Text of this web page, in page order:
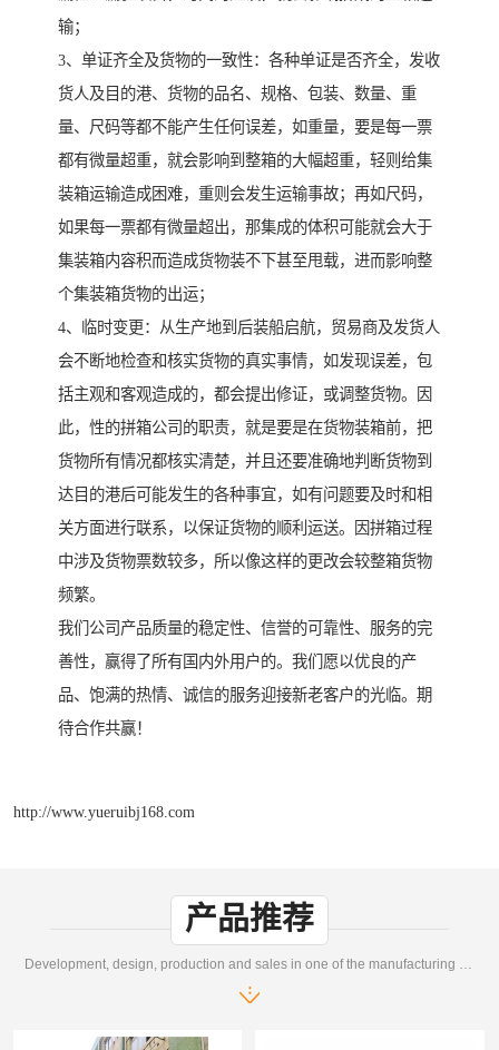
输；
3、单证齐全及货物的一致性：各种单证是否齐全，发收
货人及目的港、货物的品名、规格、包装、数量、重
量、尺码等都不能产生任何误差，如重量，要是每一票
都有微量超重，就会影响到整箱的大幅超重，轻则给集
装箱运输造成困难，重则会发生运输事故；再如尺码，
如果每一票都有微量超出，那集成的体积可能就会大于
集装箱内容积而造成货物装不下甚至甩载，进而影响整
个集装箱货物的出运；
4、临时变更：从生产地到后装船启航，贸易商及发货人
会不断地检查和核实货物的真实事情，如发现误差，包
括主观和客观造成的，都会提出修证，或调整货物。因
此，性的拼箱公司的职责，就是要是在货物装箱前，把
货物所有情况都核实清楚，并且还要准确地判断货物到
达目的港后可能发生的各种事宜，如有问题要及时和相
关方面进行联系，以保证货物的顺利运送。因拼箱过程
中涉及货物票数较多，所以像这样的更改会较整箱货物
频繁。
我们公司产品质量的稳定性、信誉的可靠性、服务的完
善性，赢得了所有国内外用户的。我们愿以优良的产
品、饱满的热情、诚信的服务迎接新老客户的光临。期
待合作共赢！
http://www.yueruibj168.com
产品推荐